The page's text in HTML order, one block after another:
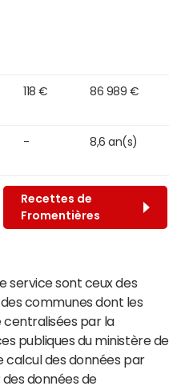
118 € 86 989 €
- 8,6 an(s)
Recettes de
Fromentières
service sont ceux des
communes dont les
par la
publiques du ministère de
calcul des données par
données de